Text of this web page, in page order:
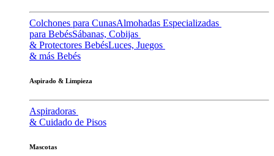
Colchones para CunasAlmohadas Especializadas
para BebésSábanas, Cobijas
& Protectores BebésLuces, Juegos
& más Bebés
Aspirado & Limpieza
Aspiradoras
& Cuidado de Pisos
Mascotas